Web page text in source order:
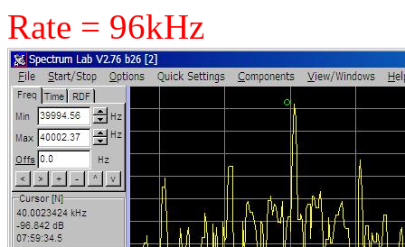
Rate = 96kHz